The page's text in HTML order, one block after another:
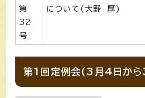
第
32
号
について(大野 厚)
第1回定例会(3月4日か